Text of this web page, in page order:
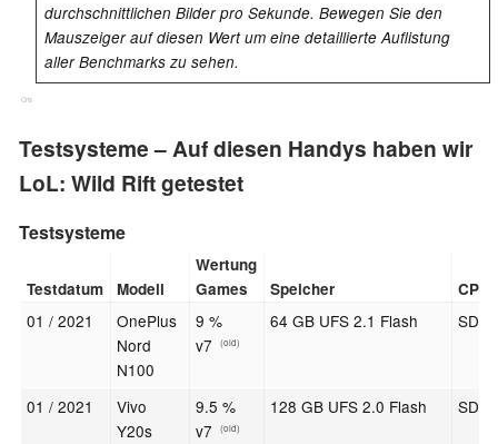
durchschnittlichen Bilder pro Sekunde. Bewegen Sie den
Mauszeiger auf diesen Wert um eine detaillierte Auflistung
aller Benchmarks zu sehen.
Cns
Testsysteme – Auf diesen Handys haben wir
LoL: Wild Rift getestet
Testsysteme
Testdatum Modell
Wertung
Games
Speicher CPU
01 / 2021
OnePlus
Nord
N100
9 %
v7
(old)
64 GB UFS 2.1 Flash SD
01 / 2021
Vivo
Y20s
9.5 %
v7
(old)
128 GB UFS 2.0 Flash SD